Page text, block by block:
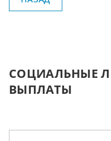
СОЦИАЛЬНЫЕ
ВЫПЛАТЫ